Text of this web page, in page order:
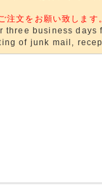
注文をお願い致します
business days
of junk mail,